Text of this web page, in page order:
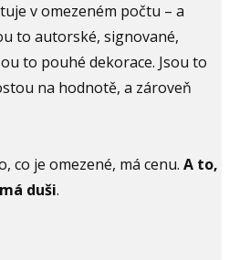
v omezeném počtu – a
to autorské, signované,
to pouhé dekorace. Jsou to
na hodnotě, a zároveň
co je omezené, má cenu. A to,
duši.